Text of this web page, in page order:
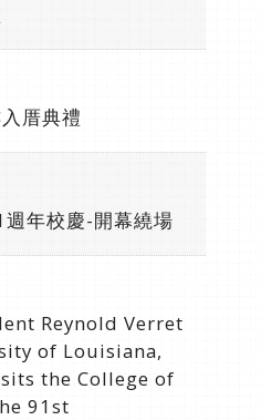
厝典禮
週年校慶-開幕繞場
Reynold Verret
of Louisiana,
the College of
91st